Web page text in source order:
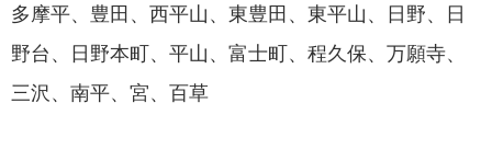
多摩平、豊田、西平山、東豊田、東平山、日野、日
野台、日野本町、平山、富士町、程久保、万願寺、
三沢、南平、宮、百草